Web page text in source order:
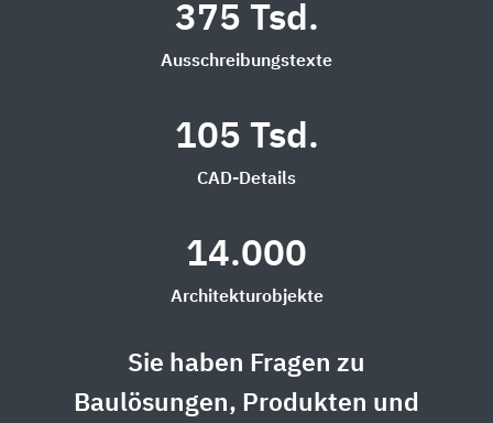
375 Tsd.
Ausschreibungstexte
105 Tsd.
CAD-Details
14.000
Architekturobjekte
Sie haben Fragen zu
Baulösungen, Produkten und